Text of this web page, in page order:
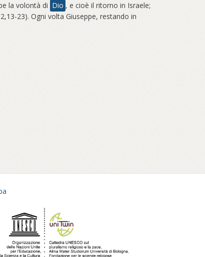
la volontà di Dio , e cioè il ritorno in Israele;
23). Ogni volta Giuseppe, restando in